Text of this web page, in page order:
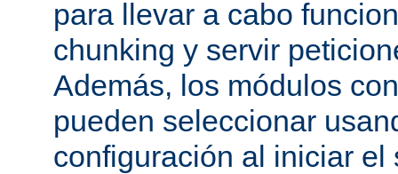
para llevar a cabo
chunking y servir
Además, los módulos
pueden seleccionar
configuración al iniciar el